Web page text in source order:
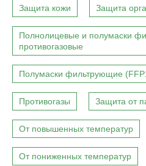
Защита кожи Защита
Полнолицевые и полумаски
противогазовые
Полумаски фильтрующие
Противогазы Защита от
От повышенных температур
От пониженных температур